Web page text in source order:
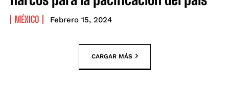
MÉXICO Febrero 15, 2024
CARGAR MÁS